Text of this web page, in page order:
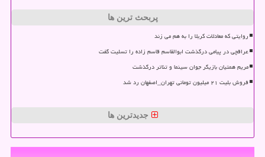
پربحث ترین ها
روایتی که معادلات کربلا را به هم می زند
عراقچی در پیامی درگذشت ابوالقاسم قاسم زاده را تسلیت گفت
مریم همتیان بازیگر جوان سینما و تئاتر درگذشت
فروش بلیت ۲۱ میلیون تومانی تهران_اصفهان رد شد
جدیدترین ها